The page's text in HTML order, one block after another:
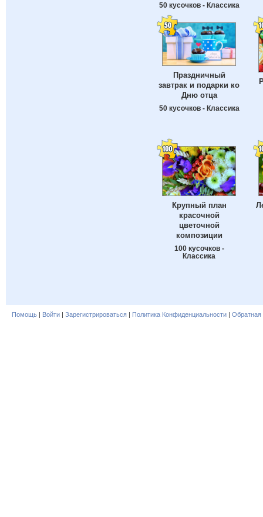
50 кусочков - Классика
Праздничный
завтрак и подарки ко
Дню отца
50 кусочков - Классика
Крупный план
красочной
цветочной
композиции
100 кусочков -
Классика
Помощь | Войти | Зарегистрироваться | Политика Конфиденциальности | Обратная